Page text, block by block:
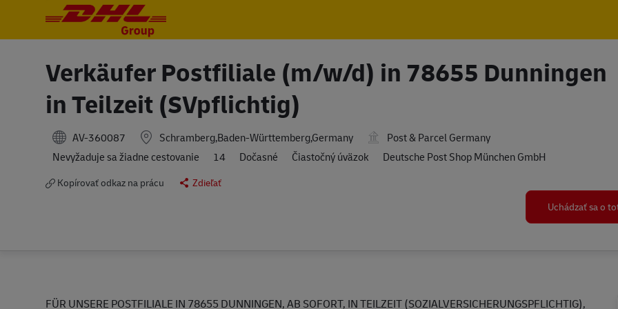
Verkäufer Postfiliale (m/w/d) in 78655 Dunningen
in Teilzeit (SVpflichtig)
AV-360087 Schramberg,Baden-Württemberg,Germany
Post & Parcel Germany
Travel Required
Nevyžaduje sa žiadne cestovanie 14 Dočasné Čiastočný úväzok Deutsche Post Shop München GmbH
Kopírovať odkaz na prácu
Zdieľať
Uchádzať sa o
FÜR UNSERE POSTFILIALE IN 78655 DUNNINGEN, AB SOFORT, IN TEILZEIT (SOZIALVERSICHERUNGSPFLICHTIG),